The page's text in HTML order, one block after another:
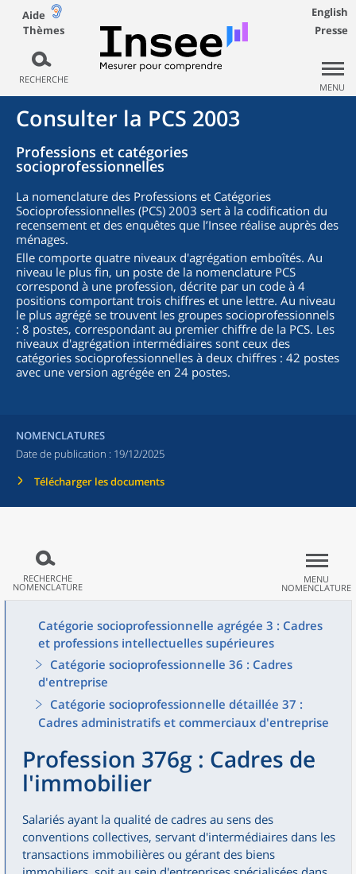
Aide
Thèmes
RECHERCHE
English
Presse
MENU
Consulter la PCS 2003
Professions et catégories
socioprofessionnelles
La nomenclature des Professions et Catégories
Socioprofessionnelles (PCS) 2003 sert à la codification du
recensement et des enquêtes que l’Insee réalise auprès des
ménages.
Elle comporte quatre niveaux d'agrégation emboîtés. Au
niveau le plus fin, un poste de la nomenclature PCS
correspond à une profession, décrite par un code à 4
positions comportant trois chiffres et une lettre. Au niveau
le plus agrégé se trouvent les groupes socioprofessionnels
: 8 postes, correspondant au premier chiffre de la PCS. Les
niveaux d'agrégation intermédiaires sont ceux des
catégories socioprofessionnelles à deux chiffres : 42 postes
avec une version agrégée en 24 postes.
NOMENCLATURES
Date de publication : 19/12/2025
Télécharger les documents
RECHERCHE
NOMENCLATURE
MENU
NOMENCLATURE
Catégorie socioprofessionnelle agrégée 3 : Cadres
et professions intellectuelles supérieures
Catégorie socioprofessionnelle 36 : Cadres
d'entreprise
Catégorie socioprofessionnelle détaillée 37 :
Cadres administratifs et commerciaux d'entreprise
Profession 376g : Cadres de
l'immobilier
Salariés ayant la qualité de cadres au sens des
conventions collectives, servant d'intermédiaires dans les
transactions immobilières ou gérant des biens